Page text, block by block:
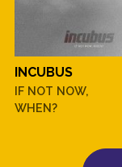
INCUBUS
IF NOT NOW,
WHEN?